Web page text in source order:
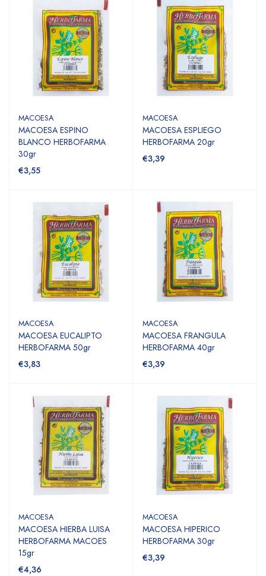
MACOESA
MACOESA ESPINO
BLANCO HERBOFARMA
30gr
€3,55
MACOESA
MACOESA ESPLIEGO
HERBOFARMA 20gr
€3,39
MACOESA
MACOESA EUCALIPTO
HERBOFARMA 50gr
€3,83
MACOESA
MACOESA FRANGULA
HERBOFARMA 40gr
€3,39
MACOESA
MACOESA HIERBA LUISA
HERBOFARMA MACOES
15gr
€4,36
MACOESA
MACOESA HIPERICO
HERBOFARMA 30gr
€3,39